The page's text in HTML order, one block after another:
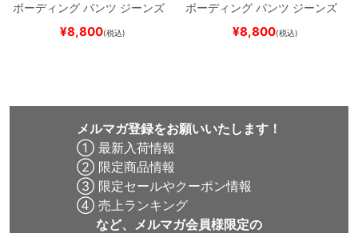
ボーディング パンツ ジーンズ
SLIM FIT 30 LENGTH
スケートボード スケボ
¥8,800(税込)
ボーディング パンツ ジーンズ
SLIM FIT 30 LENGTH
スケートボード スケボー
¥8,800(税込)
メルマガ登録をお願いいたします！
① 最新入荷情報
② 限定商品情報
③ 限定セールやクーポン情報
④ 売上ランキング
など、メルマガ会員様限定の